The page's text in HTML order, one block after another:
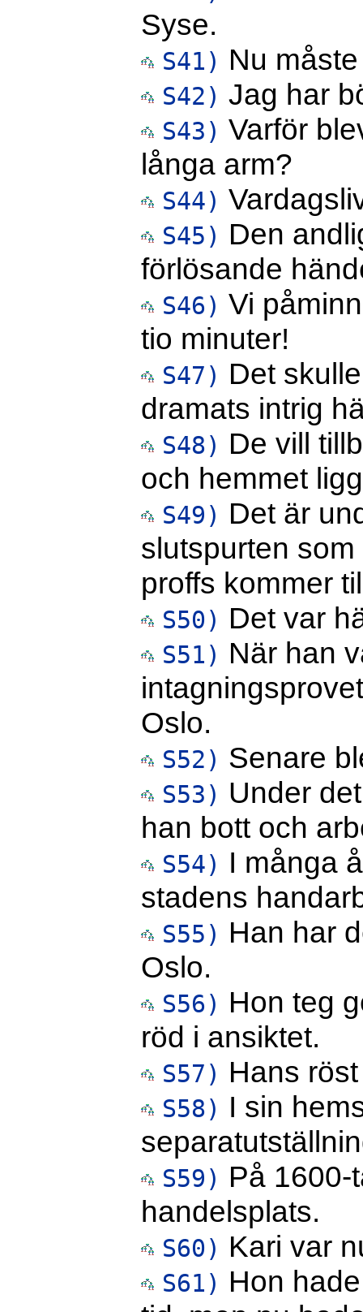
Syse.
S41) Nu
S42) Jag har
S43) Varför
långa arm?
S44)
S45) Den
förlösande
S46) Vi
tio minuter!
S47) Det
dramats intrig
S48) De vill
och hemmet
S49) Det är
slutspurten
proffs kommer
S50) Det var
S51) När han
Oslo.
S52) Senare
S53) Under
han bott och
S54) I många
stadens
S55) Han har
Oslo.
S56) Hon teg
röd i ansiktet.
S57) Hans
S58) I sin
S59) På 1600-
handelsplats.
S60) Kari var
S61) Hon